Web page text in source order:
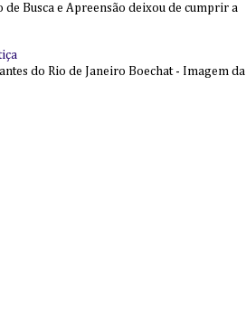
Busca e Apreensão deixou de cumprir a
do Rio de Janeiro Boechat - Imagem da